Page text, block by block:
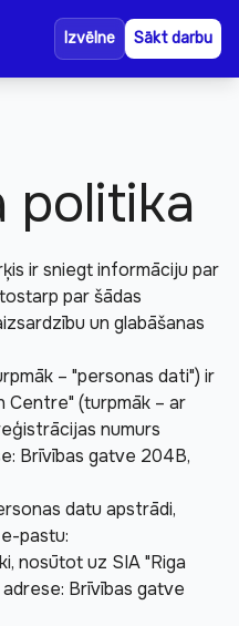
Izvēlne Sākt darbu
Par mums
BUJ
politika
ir sniegt informāciju par
par šādas
un glabāšanas
– "personas dati") ir
Centre" (turpmāk – ar
numurs
Brīvības gatve 204B,
datu apstrādi,
nosūtot uz SIA "Riga
Brīvības gatve